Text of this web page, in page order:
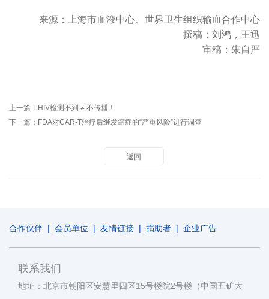
来源：上海市血液中心、世界卫生组织输血合作中心
撰稿：刘鸿，王迅
审稿：朱自严
上一篇： HIV检测不到 ≠ 不传播！
下一篇： FDA对CAR-T治疗后继发癌症的“严重风险”进行调查
返回
合作伙伴 | 会员单位 | 友情链接 | 捐助者 | 企业广告
联系我们
地址：北京市朝阳区安慧里四区15号楼院2号楼（中国五矿大